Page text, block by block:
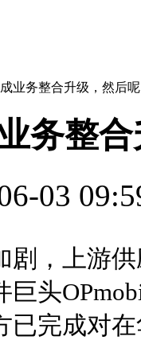
业务整合升级，然后
务整
03
剧，上游
巨头
已完成对